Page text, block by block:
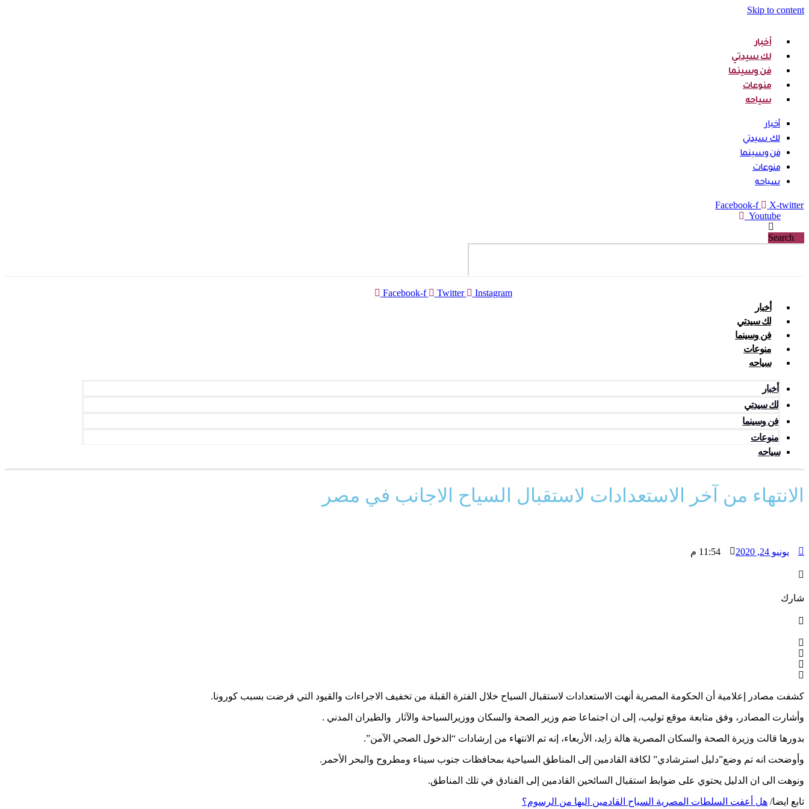
Skip to content
أخبار
لك سيدتي
فن وسينما
منوعات
سياحه
أخبار
لك سيدتي
فن وسينما
منوعات
سياحه
Facebook-f
X-twitter
Youtube
Search
Facebook-f Twitter Instagram
أخبار
لك سيدتي
فن وسينما
منوعات
سياحه
أخبار
لك سيدتي
فن وسينما
منوعات
سياحه
الانتهاء من آخر الاستعدادات لاستقبال السياح الاجانب في مصر
يونيو 24, 2020 11:54 م
شارك
كشفت مصادر إعلامية أن الحكومة المصرية أنهت الاستعدادات لاستقبال السياح خلال الفترة القبلة من تخفيف الاجراءات والقيود التي فرضت بسبب كورونا.
وأشارت المصادر، وفق متابعة موقع توليب، إلى ان اجتماعا ضم وزير الصحة والسكان ووزيرالسياحة والآثار والطيران المدني .
بدورها قالت وزيرة الصحة والسكان المصرية هالة زايد، الأربعاء، إنه تم الانتهاء من إرشادات “الدخول الصحي الآمن”.
وأوضحت انه تم وضع”دليل استرشادي” لكافة القادمين إلى المناطق السياحية بمحافظات جنوب سيناء ومطروح والبحر الأحمر.
ونوهت الى ان الدليل يحتوي على ضوابط استقبال السائحين القادمين إلى الفنادق في تلك المناطق.
تابع ايضا/ هل أعفت السلطات المصرية السياح القادمين اليها من الرسوم؟